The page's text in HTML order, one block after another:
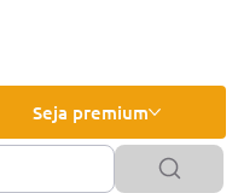
Seja premium